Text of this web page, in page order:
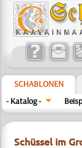
SCHABLONEN
- Katalog -
Schüssel im